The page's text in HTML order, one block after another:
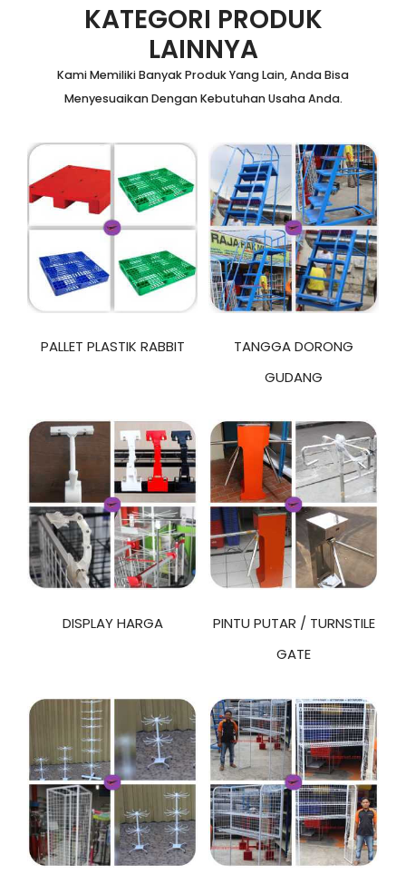
KATEGORI PRODUK
LAINNYA
Kami Memiliki Banyak Produk Yang Lain, Anda Bisa
Menyesuaikan Dengan Kebutuhan Usaha Anda.
PALLET PLASTIK RABBIT
TANGGA DORONG
GUDANG
DISPLAY HARGA
PINTU PUTAR / TURNSTILE
GATE